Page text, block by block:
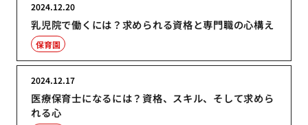
乳児院で働くには？求められる資格と専門職の心構え
2024.12.20
保育園
医療保育士になるには？資格、スキル、そして求めら
れる心
2024.12.17